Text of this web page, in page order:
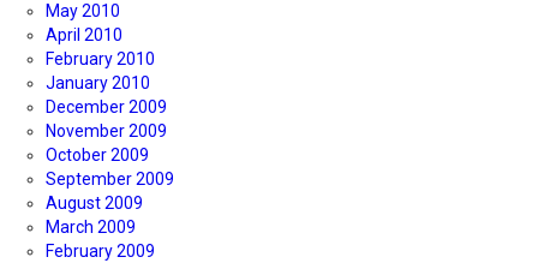
May 2010
April 2010
February 2010
January 2010
December 2009
November 2009
October 2009
September 2009
August 2009
March 2009
February 2009